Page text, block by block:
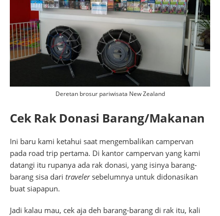
Deretan brosur pariwisata New Zealand
Cek Rak Donasi Barang/Makanan
Ini baru kami ketahui saat mengembalikan campervan
pada road trip pertama. Di kantor campervan yang kami
datangi itu rupanya ada rak donasi, yang isinya barang-
barang sisa dari travelersebelumnya untuk didonasikan
buat siapapun.
Jadi kalau mau, cek aja deh barang-barang di rak itu, kali